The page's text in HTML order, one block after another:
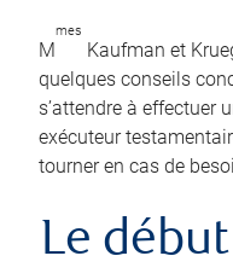
M
mes
Kaufman et
quelques conseils
s’attendre à effectuer
exécuteur
tourner en cas de
Le